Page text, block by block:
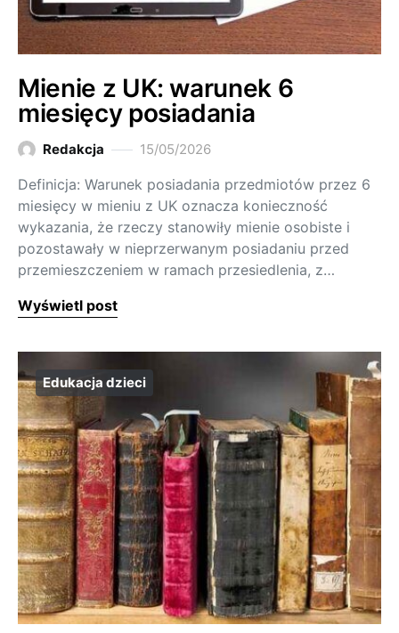
Mienie z UK: warunek 6
miesięcy posiadania
Redakcja 15/05/2026
Definicja: Warunek posiadania przedmiotów przez 6
miesięcy w mieniu z UK oznacza konieczność
wykazania, że rzeczy stanowiły mienie osobiste i
pozostawały w nieprzerwanym posiadaniu przed
przemieszczeniem w ramach przesiedlenia, z…
Wyświetl post
Edukacja dzieci